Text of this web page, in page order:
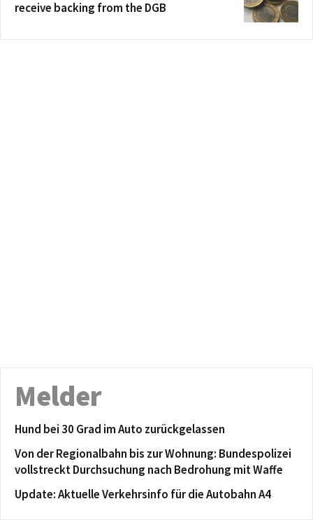
receive backing from the DGB
Melder
Hund bei 30 Grad im Auto zurückgelassen
Von der Regionalbahn bis zur Wohnung: Bundespolizei
vollstreckt Durchsuchung nach Bedrohung mit Waffe
Update: Aktuelle Verkehrsinfo für die Autobahn A4